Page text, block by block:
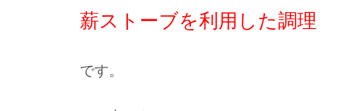
薪ストーブを利用した調理
です。